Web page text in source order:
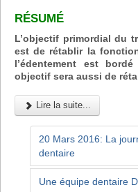
RÉSUMÉ
L’objectif primordial du
est de rétablir la
l’édentement est
objectif sera aussi de
Lire la suite...
20 Mars 2016: La
dentaire
Une équipe dentaire